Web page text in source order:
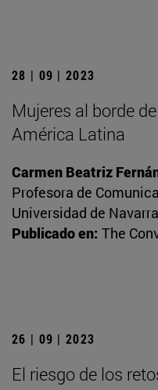
28 | 09 | 2023
Mujeres al borde
América Latina
Carmen Beatriz
Profesora de
Universidad de Navarra
Publicado en: The
26 | 09 | 2023
El riesgo de los